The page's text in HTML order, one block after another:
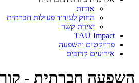
אודות
החוק לעידוד פעילות חברתית
יצירת קשר
TAU Impact
פרויקטים והשפעה
אירועים קרובים
השפעה חברתית -